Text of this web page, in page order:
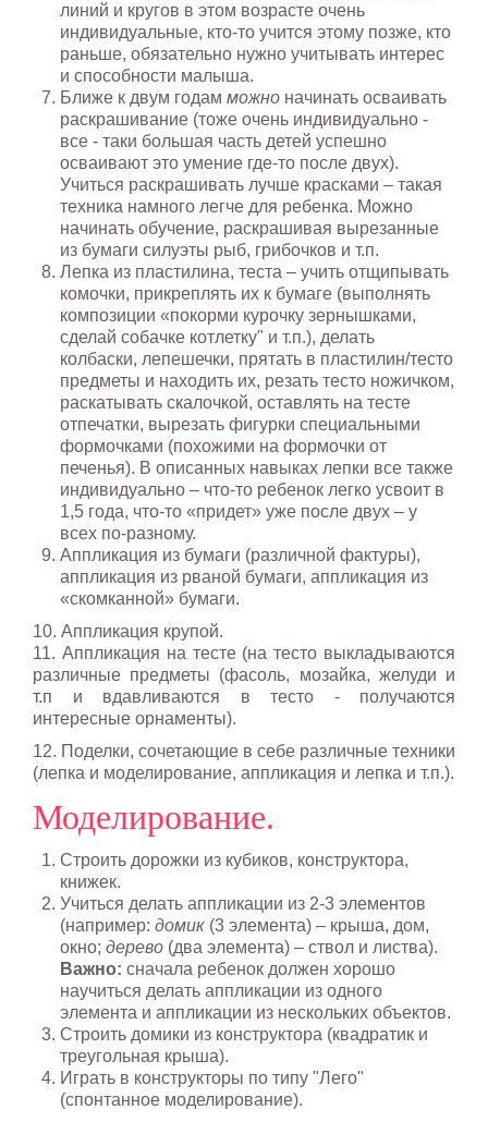
линий и кругов в этом возрасте очень
индивидуальные, кто-то учится этому позже, кто
раньше, обязательно нужно учитывать интерес
и способности малыша.
Ближе к двум годам можно начинать осваивать
раскрашивание (тоже очень индивидуально -
все - таки большая часть детей успешно
осваивают это умение где-то после двух).
Учиться раскрашивать лучше красками – такая
техника намного легче для ребенка. Можно
начинать обучение, раскрашивая вырезанные
из бумаги силуэты рыб, грибочков и т.п.
Лепка из пластилина, теста – учить отщипывать
комочки, прикреплять их к бумаге (выполнять
композиции «покорми курочку зернышками,
сделай собачке котлетку" и т.п.), делать
колбаски, лепешечки, прятать в пластилин/тесто
предметы и находить их, резать тесто ножичком,
раскатывать скалочкой, оставлять на тесте
отпечатки, вырезать фигурки специальными
формочками (похожими на формочки от
печенья). В описанных навыках лепки все также
индивидуально – что-то ребенок легко усвоит в
1,5 года, что-то «придет» уже после двух – у
всех по-разному.
Аппликация из бумаги (различной фактуры),
аппликация из рваной бумаги, аппликация из
«скомканной» бумаги.
10. Аппликация крупой.
11. Аппликация на тесте (на тесто выкладываются
различные предметы (фасоль, мозайка, желуди и
т.п и вдавливаются в тесто - получаются
интересные орнаменты).
12. Поделки, сочетающие в себе различные техники
(лепка и моделирование, аппликация и лепка и т.п.).
Моделирование.
Строить дорожки из кубиков, конструктора,
книжек.
Учиться делать аппликации из 2-3 элементов
(например: домик (3 элемента) – крыша, дом,
окно; дерево (два элемента) – ствол и листва).
Важно: сначала ребенок должен хорошо
научиться делать аппликации из одного
элемента и аппликации из нескольких объектов.
Строить домики из конструктора (квадратик и
треугольная крыша).
Играть в конструкторы по типу "Лего"
(спонтанное моделирование).